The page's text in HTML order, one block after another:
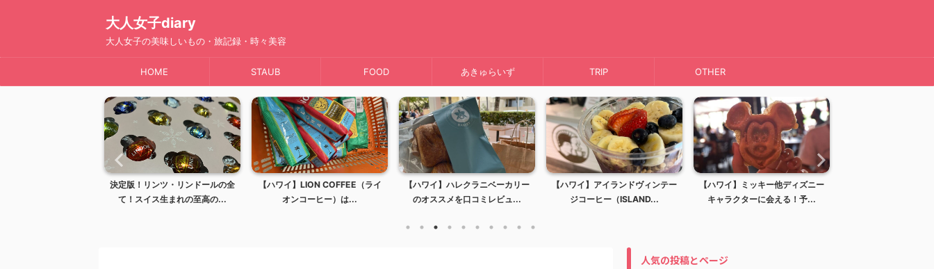
大人女子diary
大人女子の美味しいもの・旅記録・時々美容
HOME STAUB FOOD あきゅらいず TRIP OTHER
決定版！リンツ・リンドールの全
て！スイス生まれの至高の...
【ハワイ】LION COFFEE（ライ
オンコーヒー）は...
【ハワイ】ハレクラニベーカリー
のオススメを口コミレビュ...
【ハワイ】アイランドヴィンテー
ジコーヒー（ISLAND...
【ハワイ】ミッキー他ディズニー
キャラクターに会える！予...
【ハワイ】ディズニーリゾート！
アウラニディズニーリゾー...
人気の投稿とページ